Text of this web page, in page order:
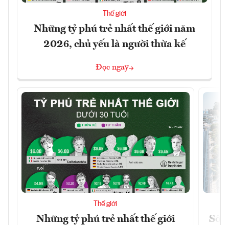
Thế giới
Những tỷ phú trẻ nhất thế giới năm
2026, chủ yếu là người thừa kế
Đọc ngay
Thế giới
Những tỷ phú trẻ nhất thế giới
Số